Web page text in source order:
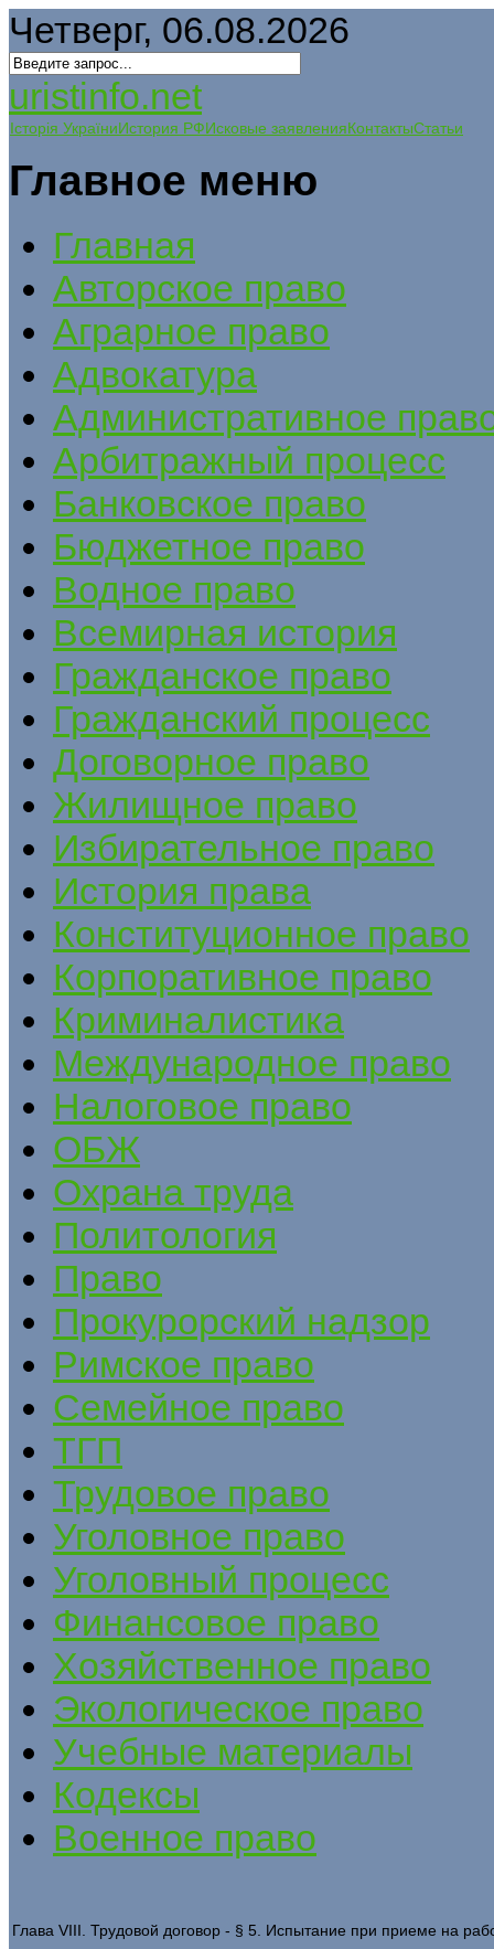
Четверг, 06.08.2026
uristinfo.net
Історія УкраїниИстория РФИсковые заявленияКонтактыСтатьи
Главное меню
Главная
Авторское право
Аграрное право
Адвокатура
Административное
Арбитражный процесс
Банковское право
Бюджетное право
Водное право
Всемирная история
Гражданское право
Гражданский процесс
Договорное право
Жилищное право
Избирательное право
История права
Конституционное право
Корпоративное право
Криминалистика
Международное право
Налоговое право
ОБЖ
Охрана труда
Политология
Право
Прокурорский надзор
Римское право
Семейное право
ТГП
Трудовое право
Уголовное право
Уголовный процесс
Финансовое право
Хозяйственное право
Экологическое право
Учебные материалы
Кодексы
Военное право
Глава VIII. Трудовой договор - § 5. Испытание при приеме на